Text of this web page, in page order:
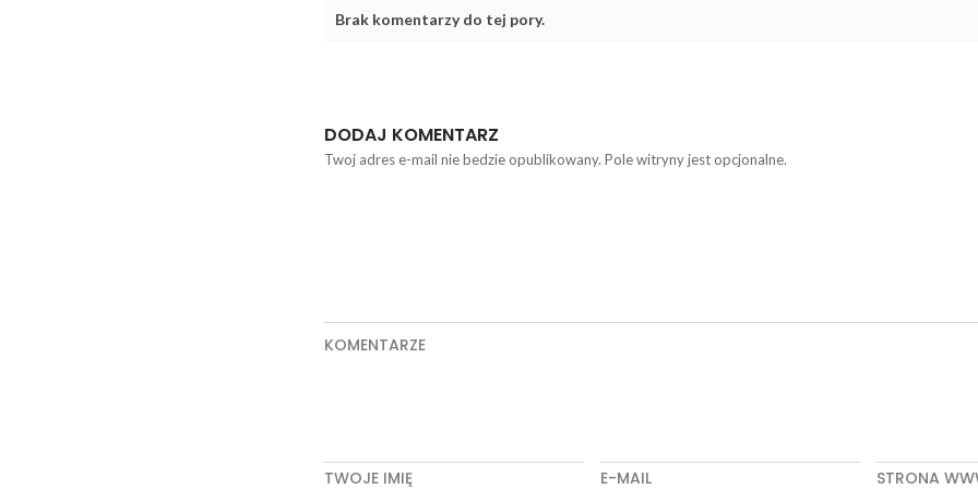
Brak komentarzy do tej pory.
DODAJ KOMENTARZ
Twoj adres e-mail nie bedzie opublikowany. Pole witryny jest opcjonalne.
KOMENTARZE
TWOJE IMIĘ E-MAIL STRONA